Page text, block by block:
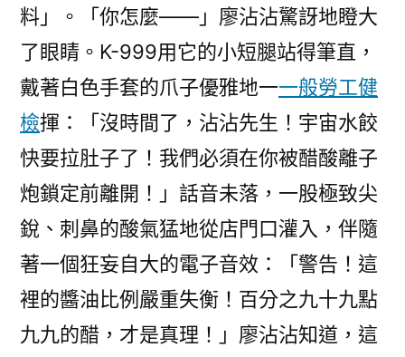
料」。「你怎麼——」廖沾沾驚訝地瞪大
了眼睛。K-999用它的小短腿站得筆直，
戴著白色手套的爪子優雅地一一般勞工健
檢揮：「沒時間了，沾沾先生！宇宙水餃
快要拉肚子了！我們必須在你被醋酸離子
炮鎖定前離開！」話音未落，一股極致尖
銳、刺鼻的酸氣猛地從店門口灌入，伴隨
著一個狂妄自大的電子音效：「警告！這
裡的醬油比例嚴重失衡！百分之九十九點
九九的醋，才是真理！」廖沾沾知道，這